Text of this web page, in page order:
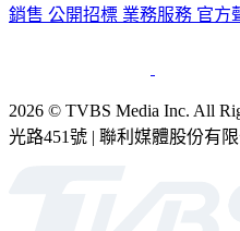
銷售 公開招標 業務服務 官方
2026 © TVBS Media Inc. All
光路451號 | 聯利媒體股份有